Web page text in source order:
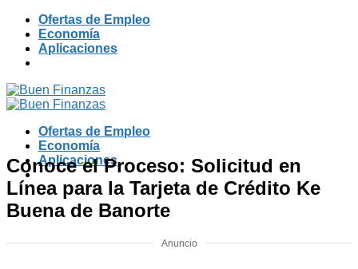
Skip
content
Ofertas de Empleo
Economía
Aplicaciones
Ofertas de Empleo
Economía
Aplicaciones
Conoce el Proceso: Solicitud en
Línea para la Tarjeta de Crédito Ke
Buena de Banorte
Anuncio